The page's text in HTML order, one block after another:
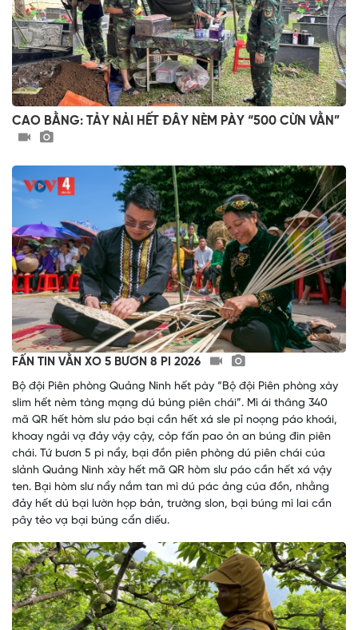
CAO BẰNG: TẢY NẢI HẾT ĐÂY NÈM PÀY “500 CỪN VẰN”
FẤN TIN VẰN XO 5 BƯƠN 8 PI 2026
Bộ đội Piên phòng Quảng Ninh hết pày “Bộ đội Piên phòng xày
slim hết nèm tàng mạng dú búng piên chái”. Mì ái thâng 340
mã QR hết hòm slư páo bại cần hết xá sle pỉ noọng páo khoái,
khoay ngải vạ đảy vậy cậy, cỏp fấn pao ỏn an búng đin piên
chái. Tứ bươn 5 pi nẩy, bại đồn piên phòng dú piên chái cúa
slảnh Quảng Ninh xày hết mã QR hòm slư páo cần hết xá vậy
ten. Bại hòm slư nẩy nắm tan mì dú pác ảng cúa đồn, nhằng
đảy hết dú bại lườn họp bản, trường slon, bại búng mì lai cần
pây tẻo vạ bại búng cẩn diếu.